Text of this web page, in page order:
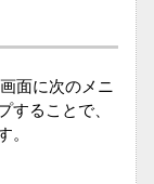
面に次のメニ
することで、
。